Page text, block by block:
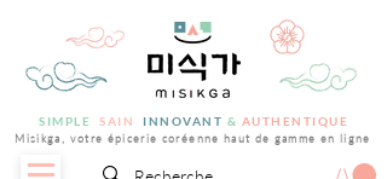
SIMPLE SAIN INNOVANT & AUTHENTIQUE
Misikga, votre épicerie coréenne haut de gamme en ligne